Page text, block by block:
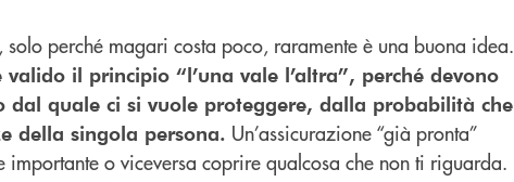
solo perché magari costa poco, raramente è una buona idea.
il principio “l’una vale l’altra”, perché devono
dal quale ci si vuole proteggere, dalla probabilità che
della singola persona. Un’assicurazione “già pronta”
o viceversa coprire qualcosa che non ti riguarda.